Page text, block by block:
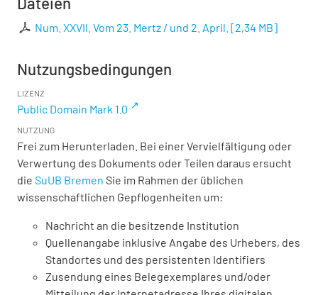
Num. XXVII. Vom 23. Mertz / und 2. April. [2,34 MB]
Nutzungsbedingungen
LIZENZ
Public Domain Mark 1.0
NUTZUNG
Frei zum Herunterladen. Bei einer Vervielfältigung oder
Verwertung des Dokuments oder Teilen daraus ersucht
die SuUB Bremen Sie im Rahmen der üblichen
wissenschaftlichen Gepflogenheiten um:
Nachricht an die besitzende Institution
Quellenangabe inklusive Angabe des Urhebers, des
Standortes und des persistenten Identifiers
Zusendung eines Belegexemplares und/oder